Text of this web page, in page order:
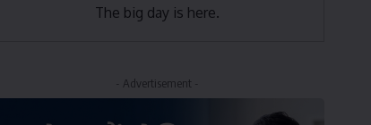
The big day is here.
- Advertisement -